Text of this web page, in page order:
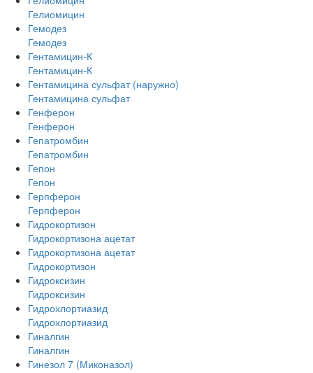
Гелиомицин
Гемодез
Гемодез
Гентамицин-К
Гентамицин-К
Гентамицина сульфат (наружно)
Гентамицина сульфат
Генферон
Генферон
Гепатромбин
Гепатромбин
Гепон
Гепон
Герпферон
Герпферон
Гидрокортизон
Гидрокортизона ацетат
Гидрокортизона ацетат
Гидрокортизон
Гидроксизин
Гидроксизин
Гидрохлортиазид
Гидрохлортиазид
Гиналгин
Гиналгин
Гинезол 7 (Миконазол)